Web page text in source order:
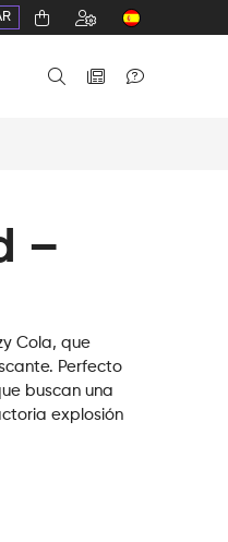
–
Cola, que
Perfecto
buscan una
explosión